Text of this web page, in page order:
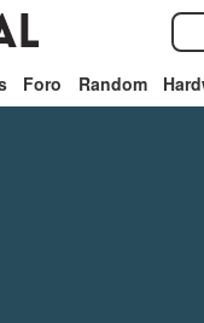
Foro Random